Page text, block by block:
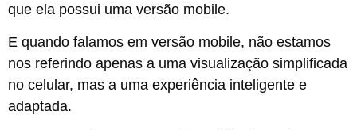
que ela possui uma versão mobile.
E quando falamos em versão mobile, não estamos
nos referindo apenas a uma visualização simplificada
no celular, mas a uma experiência inteligente e
adaptada.